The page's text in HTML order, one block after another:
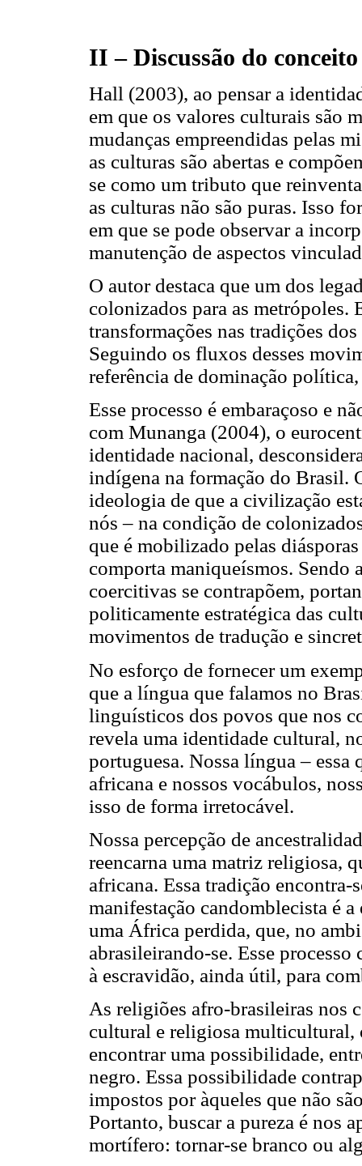
II – Discussão do
Hall (2003), ao pensar a
em que os valores culturais são
mudanças empreendidas pelas
as culturas são abertas e
se como um tributo que
as culturas não são puras. Isso
em que se pode observar a
manutenção de aspectos
O autor destaca que um dos
colonizados para as metrópoles.
transformações nas tradições
Seguindo os fluxos desses
referência de dominação
Esse processo é embaraçoso e
com Munanga (2004), o
identidade nacional,
indígena na formação do Brasil.
ideologia de que a civilização
nós – na condição de
que é mobilizado pelas
comporta maniqueísmos. Sendo
coercitivas se contrapõem,
politicamente estratégica das
movimentos de tradução e
No esforço de fornecer um
que a língua que falamos no
linguísticos dos povos que nos
revela uma identidade cultural,
portuguesa. Nossa língua – essa
africana e nossos vocábulos,
isso de forma irretocável.
Nossa percepção de
reencarna uma matriz religiosa,
africana. Essa tradição encontra-
manifestação candomblecista é
uma África perdida, que, no
abrasileirando-se. Esse
à escravidão, ainda útil, para
As religiões afro-brasileiras nos
cultural e religiosa multicultural,
encontrar uma possibilidade,
negro. Essa possibilidade
impostos por àqueles que não
Portanto, buscar a pureza é nos
mortífero: tornar-se branco ou